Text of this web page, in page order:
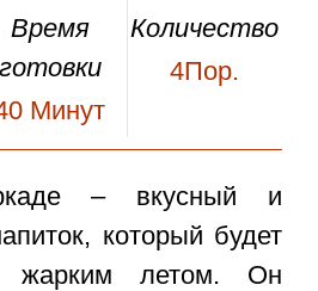
Время
готовки
Минут
Количество
4Пор.
– вкусный и
который будет
жарким летом. Он